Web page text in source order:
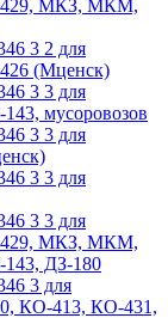
429, МКЗ, МКМ,
3 2 для
(Мценск)
3 3 для
мусоровозов
3 3 для
3 3 для
3 3 для
429, МКЗ, МКМ,
143, ДЗ-180
3 для
КО-413, КО-431,